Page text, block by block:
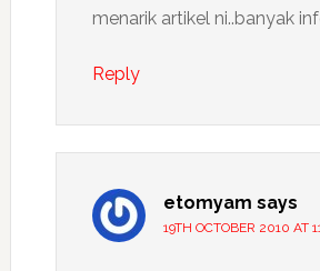
menarik artikel ni..banyak
Reply
etomyam says
19TH OCTOBER 2010 AT